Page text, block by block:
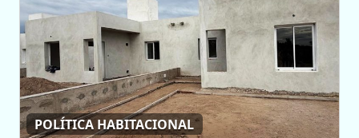
POLÍTICA HABITACIONAL